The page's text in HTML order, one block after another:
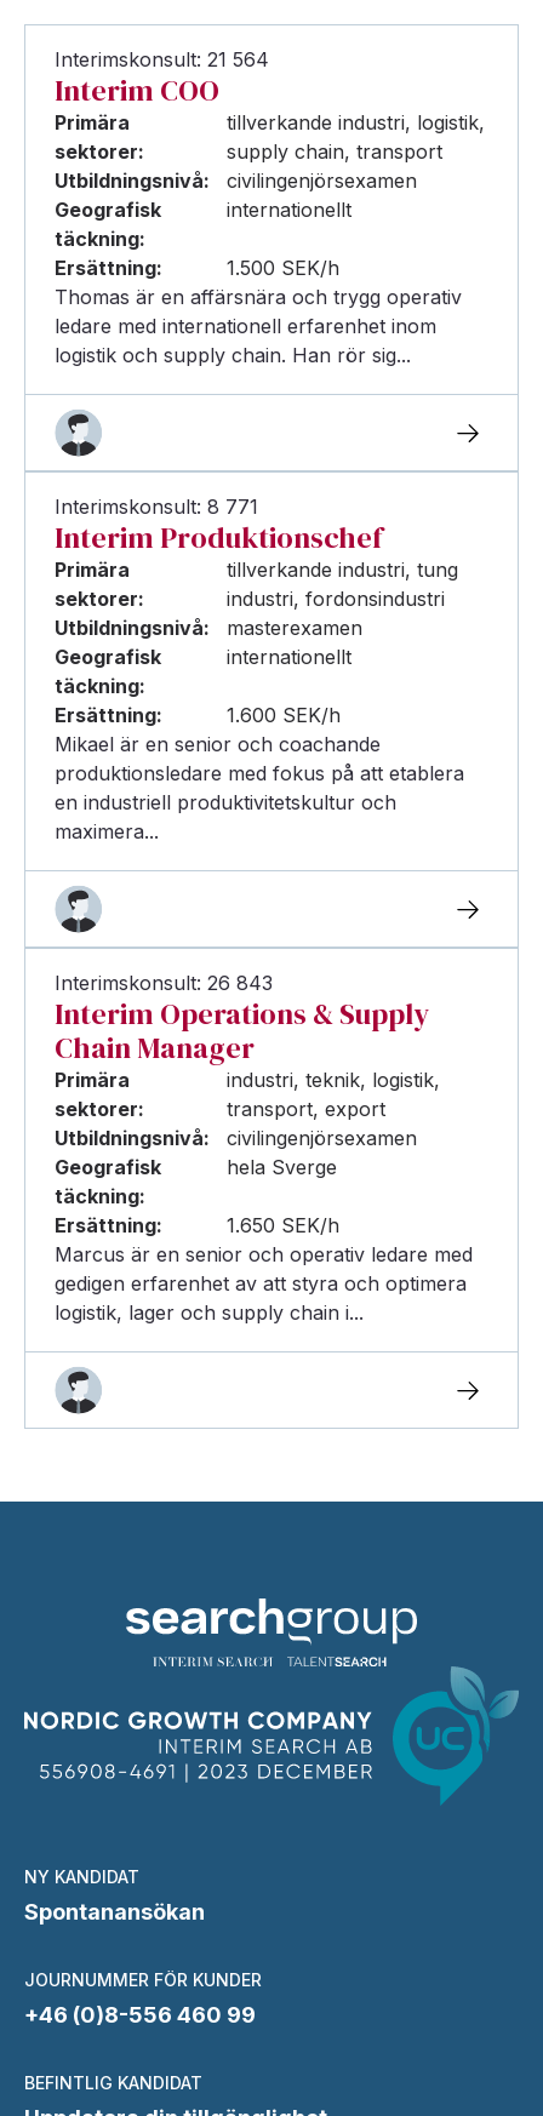
Interimskonsult: 21 564
Interim COO
Primära
sektorer:
tillverkande industri, logistik,
supply chain, transport
Utbildningsnivå:
civilingenjörsexamen
Geografisk
täckning:
internationellt
Ersättning:
1.500 SEK/h
Thomas är en affärsnära och trygg operativ
ledare med internationell erfarenhet inom
logistik och supply chain. Han rör sig...
Interimskonsult: 8 771
Interim Produktionschef
Primära
sektorer:
tillverkande industri, tung
industri, fordonsindustri
Utbildningsnivå:
masterexamen
Geografisk
täckning:
internationellt
Ersättning:
1.600 SEK/h
Mikael är en senior och coachande
produktionsledare med fokus på att etablera
en industriell produktivitetskultur och
maximera...
Interimskonsult: 26 843
Interim Operations & Supply
Chain Manager
Primära
sektorer:
industri, teknik, logistik,
transport, export
Utbildningsnivå:
civilingenjörsexamen
Geografisk
täckning:
hela Sverge
Ersättning:
1.650 SEK/h
Marcus är en senior och operativ ledare med
gedigen erfarenhet av att styra och optimera
logistik, lager och supply chain i...
NY KANDIDAT
Spontanansökan
JOURNUMMER FÖR KUNDER
+46 (0)8-556 460 99
BEFINTLIG KANDIDAT